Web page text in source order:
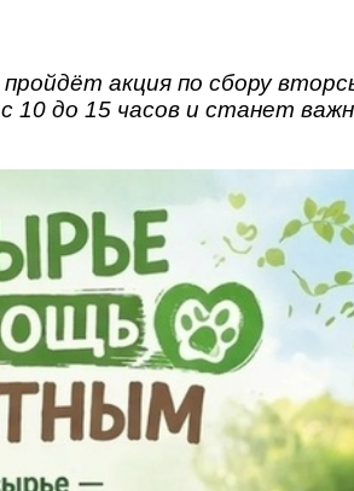
акция по сбору
10 до 15 часов и станет